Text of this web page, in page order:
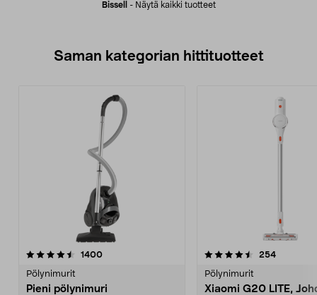
Bissell - Näytä kaikki tuotteet
Saman kategorian hittituotteet
1400arvostelut
Pölynimurit
Pieni pölynimuri
4.5 viidestä
254arvostelut
Pölynimurit
Xiaomi G20 LITE,
4.5 viidestä